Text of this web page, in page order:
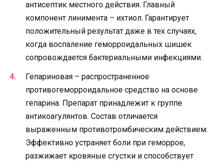
антисептик местного действия. Главный
компонент линимента – ихтиол. Гарантирует
положительный результат даже в тех случаях,
когда воспаление геморроидальных шишек
сопровождается бактериальными инфекциями.
Гепариновая – распространенное
противогеморроидальное средство на основе
гепарина. Препарат принадлежит к группе
антикоагулянтов. Состав отличается
выраженным противотромбическим действием.
Эффективно устраняет боли при геморрое,
разжижает кровяные сгустки и способствует